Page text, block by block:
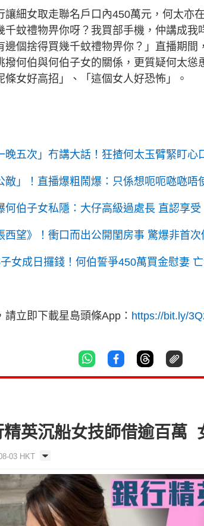
讓細女取走聯名戶口內450萬元，何太亦
千蚊禮物畀你呀？我買部手機，仲講成我
邊個捨得買幾千蚊禮物畀你？」直播期間
撥何伯與何伯子女的關係，更質疑何太
女好高招」、「這個女人好恐怖」。
晚五次」冇講大話！狂揸何太玉臂緊盯心
敵」！直播爆粗鬧爆：只係想呃呃𠱁𠱁唔
何伯子女私隱：大仔高級過處長 直認享
望》！衝口而出公開閨房事 驚爆非首次
女成日攞錢！何伯誓爭450萬買金慰妻
立即下載星島頭條App： https://bit.ly/
英沉船女技師借逾百萬
03 HKT